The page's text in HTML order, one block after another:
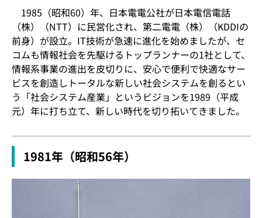
1985（昭和60）年、日本電電公社が日本電信電話
（株）（NTT）に民営化され、第二電電（株）（KDDIの
前身）が設立。IT技術が急速に進化を始めましたが、セ
コムも情報社会を先駆けるトップランナーの1社として、
情報系事業の進出を皮切りに、安心で便利で快適なサー
ビスを創造しトータルな新しい社会システムを創るとい
う「社会システム産業」というビジョンを1989（平成
元）年に打ち立て、新しい時代を切り拓いてきました。
1981年（昭和56年）